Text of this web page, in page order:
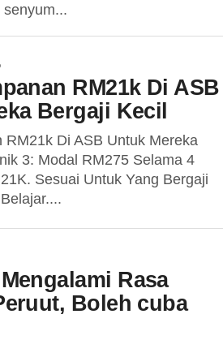
RM21k Di ASB
Bergaji Kecil
RM21k Di ASB Untuk Mereka
3: Modal RM275 Selama 4
Sesuai Untuk Yang Bergaji
Rasa
Boleh cuba